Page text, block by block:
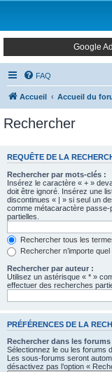
Google
FAQ
Accueil Accueil du
Rechercher
REQUÊTE DE LA
Rechercher par mots-clés :
Insérez le caractère « + »
doit être ignoré. Insérez une
discontinues « | » si seul un
comme métacaractère
partielles.
Rechercher tous les
Rechercher n’importe
Rechercher par auteur :
Utilisez un astérisque « * »
effectuer des recherches
PRÉFÉRENCES DE LA
Rechercher dans les forums
Sélectionnez le ou les forums
Les sous-forums seront
désactivez pas l’option «
Panneau de gestion des cookies